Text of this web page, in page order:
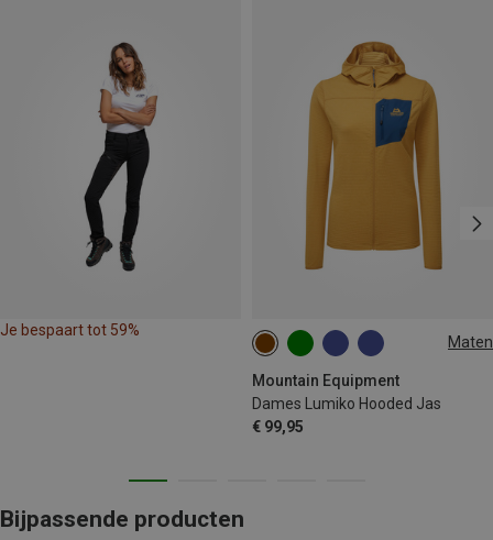
Je bespaart tot 59%
Maten
Mountain Equipment
Dames Lumiko Hooded Jas
€ 99,95
XS S M
Bijpassende producten